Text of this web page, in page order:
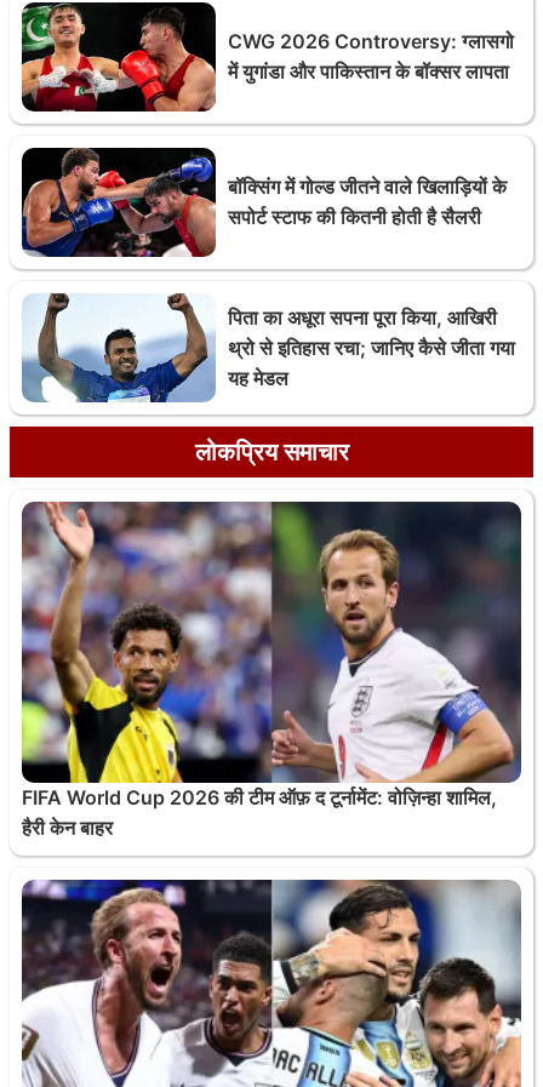
CWG 2026 Controversy: ग्लासगो
में युगांडा और पाकिस्तान के बॉक्सर लापता
बॉक्सिंग में गोल्ड जीतने वाले खिलाड़ियों के
सपोर्ट स्टाफ की कितनी होती है सैलरी
पिता का अधूरा सपना पूरा किया, आखिरी
थ्रो से इतिहास रचा; जानिए कैसे जीता गया
यह मेडल
लोकप्रिय समाचार
FIFA World Cup 2026 की टीम ऑफ़ द टूर्नामेंट: वोज़िन्हा शामिल,
हैरी केन बाहर